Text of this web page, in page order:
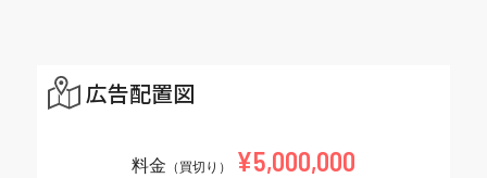
広告配置図
料金 （買切り） ¥5,000,000